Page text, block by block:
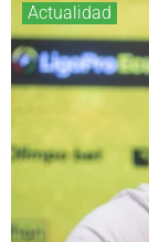
Actualidad